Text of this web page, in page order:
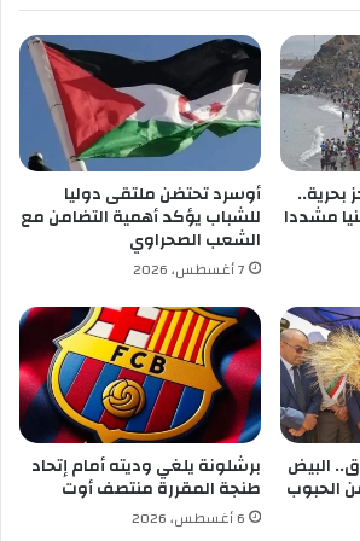
فرصة لفتح نقاش حقيقي حول
قطاع البناء، والبحث عن حلول
الناشئة الجزائرية من تجاوز
نحو خلق قيمة اقتصادية
فرصة الوصول إلى الورشاتبحرية..
مشددا
أوسرد تحتضن ملتقى دوليا
للشباب يؤكد أهمية التضامن مع
الشعب الصحراوي
7 أغسطس، 2026
البيض برشلونة يلغي وديته أمام إتحاد
طنجة المقررة منتصف أوت
6 أغسطس، 2026